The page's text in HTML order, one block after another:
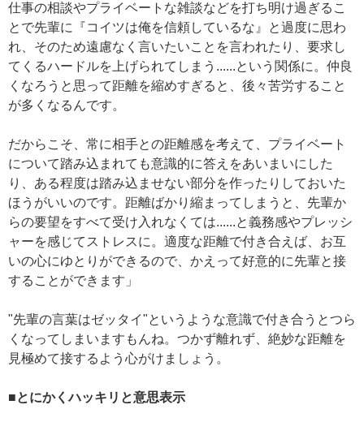
仕事の相談やプライベートな雑談などを打ち明け過ぎるこ
とで先輩に『コイツは俺を信頼しているな』と過度に思わ
れ、そのため遠慮なく言いたいことを言われたり、要求し
てくるハードルを上げられてしまう......という関係に。仲良
くなろうと思って距離を縮めすぎると、後々苦労すること
が多くなるんです。
だからこそ、常に相手との距離感を考えて、プライベート
について踏み込まれても意識的に答えをあいまいにした
り、ある程度は踏み込ませない部分を作ったりしておいた
ほうがいいのです。距離ばかり縮まってしまうと、先輩か
らの要望をすべて受け入れなくては......と義務感やプレッシ
ャーを感じてストレスに。適度な距離で付き合えば、お互
いの心にゆとりができるので、かえって好意的に先輩と接
することができます」
"先輩の言葉はゼッタイ"というような意識で付き合うとつら
くなってしまいますもんね。つかず離れず、絶妙な距離を
見極めて接するよう心がけましょう。
■とにかくハッキリと意思表示